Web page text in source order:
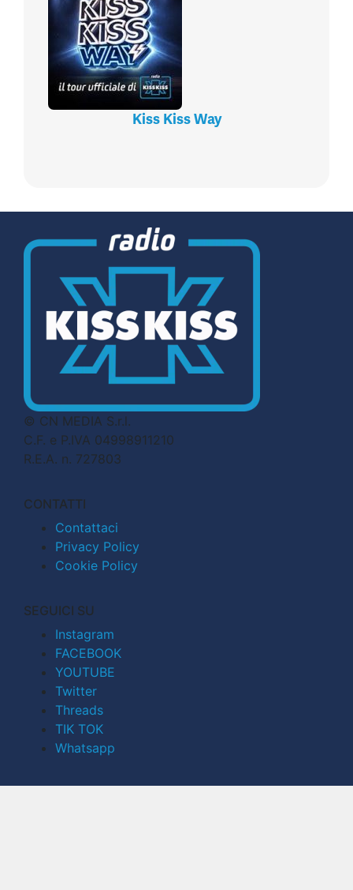
Kiss Kiss Way
© CN MEDIA S.r.l.
C.F. e P.IVA 04998911210
R.E.A. n. 727803
CONTATTI
Contattaci
Privacy Policy
Cookie Policy
SEGUICI SU
Instagram
FACEBOOK
YOUTUBE
Twitter
Threads
TIK TOK
Whatsapp